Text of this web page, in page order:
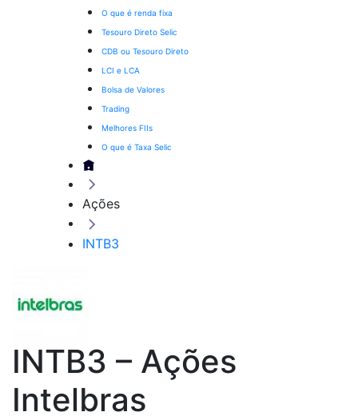
O que é renda fixa
Tesouro Direto Selic
CDB ou Tesouro Direto
LCI e LCA
Bolsa de Valores
Trading
Melhores FIIs
O que é Taxa Selic
Ações
INTB3
INTB3 – Ações
Intelbras